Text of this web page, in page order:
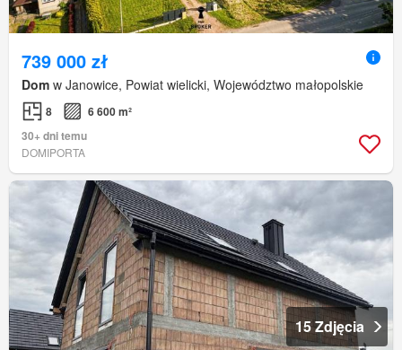
739 000 zł
Dom w Janowice, Powiat wielicki, Województwo małopolskie
8
6 600 m²
30+ dni temu
DOMIPORTA
15 Zdjęcia